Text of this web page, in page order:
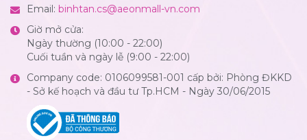
Email: binhtan.cs@aeonmall-vn.com
Giờ mở cửa:
Ngày thường (10:00 - 22:00)
Cuối tuần và ngày lễ (9:00 - 22:00)
Company code: 0106099581-001 cấp bởi: Phòng ĐKKD
- Sở kế hoạch và đầu tư Tp.HCM - Ngày 30/06/2015